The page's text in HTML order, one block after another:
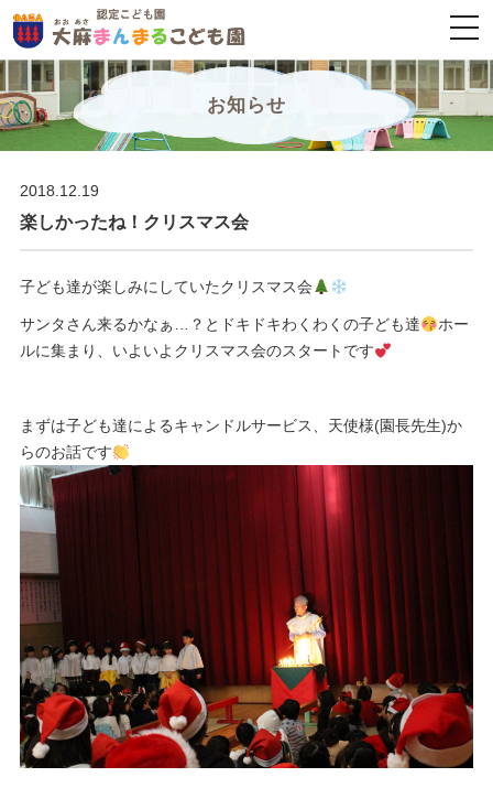
お知らせ
2018.12.19
楽しかったね！クリスマス会
子ども達が楽しみにしていたクリスマス会
サンタさん来るかなぁ…？とドキドキわくわくの子ども達
ホー
ルに集まり、いよいよクリスマス会のスタートです
まずは子ども達によるキャンドルサービス、天使様(園長先生)か
らのお話です